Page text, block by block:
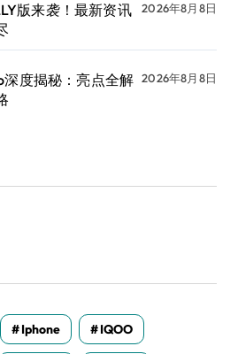
版来袭！最新资讯
2026年8月8日
深度揭秘：亮点全解 2026年8月8日
Iphone IQOO